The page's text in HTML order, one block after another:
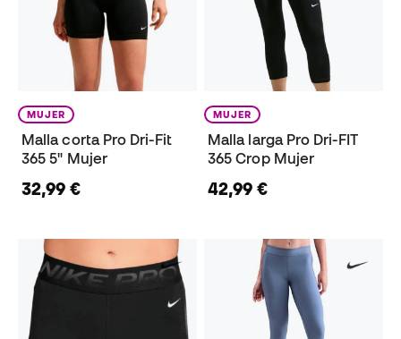
MUJER
Malla corta Pro Dri-Fit
365 5" Mujer
32,99 €
MUJER
Malla larga Pro Dri-FIT
365 Crop Mujer
42,99 €